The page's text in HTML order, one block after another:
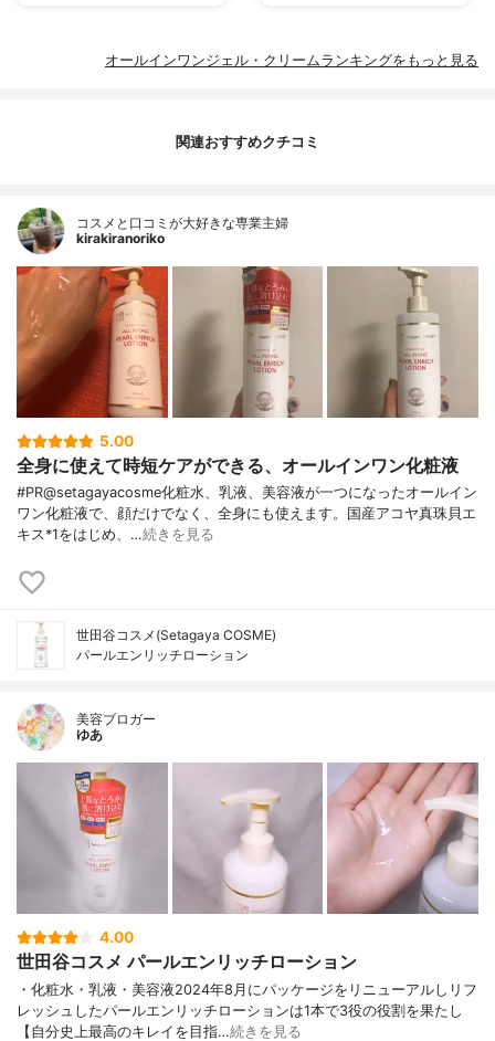
オールインワンジェル・クリームランキングをもっと見る
関連おすすめクチコミ
コスメと口コミが大好きな専業主婦
kirakiranoriko
5.00
全身に使えて時短ケアができる、オールインワン化粧液
#PR@setagayacosme化粧水、乳液、美容液が一つになったオールイン
ワン化粧液で、顔だけでなく、全身にも使えます。国産アコヤ真珠貝エ
キス*1をはじめ、…続きを見る
世田谷コスメ(Setagaya COSME)
パールエンリッチローション
美容ブロガー
ゆあ
4.00
世田谷コスメ パールエンリッチローション
・化粧水・乳液・美容液2024年8月にパッケージをリニューアルしリフ
レッシュしたパールエンリッチローションは1本で3役の役割を果たし
【自分史上最高のキレイを目指…続きを見る